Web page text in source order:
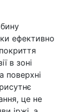
ефективно
в зоні
поверхні
це не